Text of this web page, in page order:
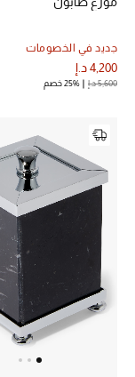
الأزياء
مستلزمات المنزل
تعكس توتيمي فن
مصممة لتدوم وتتجاوز
تسوقوا توتيمي
جديد في الخصومات
4,200 د.إ
5,600 د.إ 25% خصم